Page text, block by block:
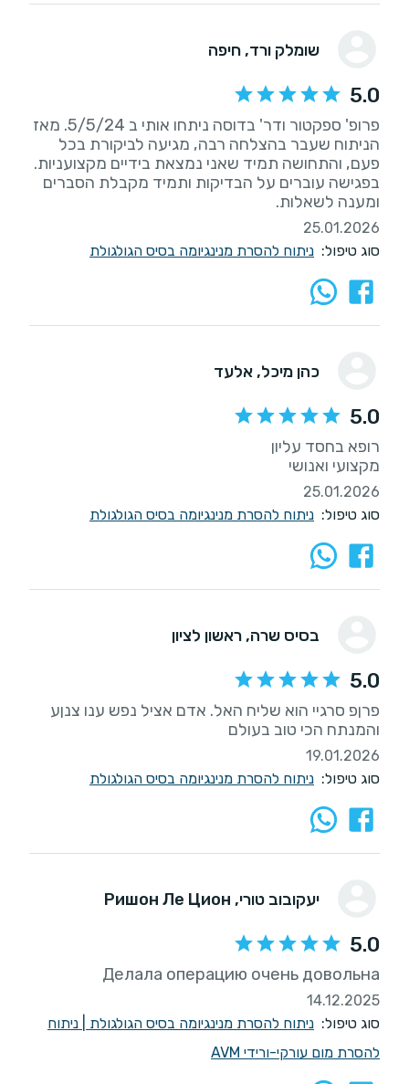
שומלק ורד, חיפה
5.0
פרופ' ספקטור ודר' בדוסה ניתחו אותי ב 5/5/24. מאז
הניתוח שעבר בהצלחה רבה, מגיעה לביקורת בכל
פעם, והתחושה תמיד שאני נמצאת בידיים מקצועניות.
בפגישה עוברים על הבדיקות ותמיד מקבלת הסברים
ומענה לשאלות.
25.01.2026
סוג טיפול: ניתוח להסרת מנינגיומה בסיס הגולגולת
כהן מיכל, אלעד
5.0
מקצועי ואנושי
25.01.2026
סוג טיפול: ניתוח להסרת מנינגיומה בסיס הגולגולת
בסיס שרה, ראשון לציון
5.0
פרןפ סרגיי הוא שליח האל. אדם אציל נפש ענו צנןע
והמנתח הכי טוב בעולם
19.01.2026
סוג טיפול: ניתוח להסרת מנינגיומה בסיס הגולגולת
יעקובוב טורי, Ришон Ле Цион
5.0
Делала операцию очень довольна
14.12.2025
סוג טיפול: ניתוח להסרת מנינגיומה בסיס הגולגולת
ניתוח
להסרת מום עורקי-ורידי AVM